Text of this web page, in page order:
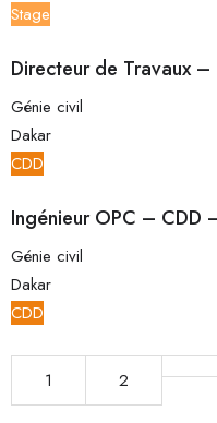
Stage
Directeur de Travaux
Génie civil
Dakar
CDD
Ingénieur OPC – CDD
Génie civil
Dakar
CDD
1 2